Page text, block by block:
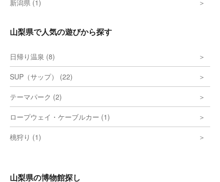
新潟県 (1)
山梨県で人気の遊びから探す
日帰り温泉 (8)
SUP（サップ） (22)
テーマパーク (2)
ロープウェイ・ケーブルカー (1)
桃狩り (1)
山梨県の博物館探し